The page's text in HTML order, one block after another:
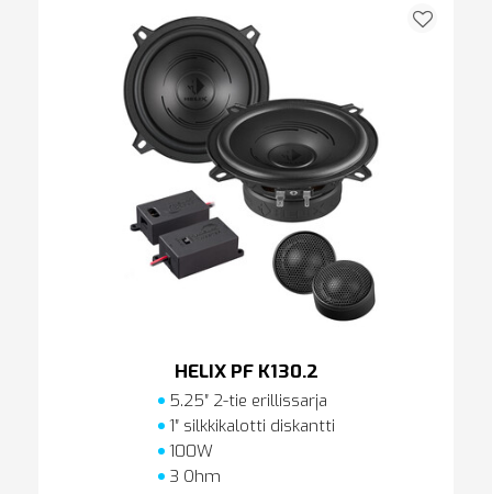
HELIX PF K130.2
5.25″ 2-tie erillissarja
1″ silkkikalotti diskantti
100W
3 Ohm